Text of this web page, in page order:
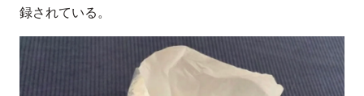
録されている。